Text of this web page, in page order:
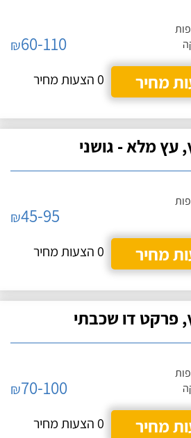
₪60-110
מחיר
0 הצעות מחיר
מלא - גושני
₪45-95
מחיר
0 הצעות מחיר
פרקט דו שכבתי
₪70-100
מחיר
0 הצעות מחיר